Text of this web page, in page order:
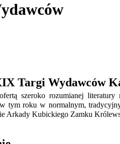
Targi Wydawców
szeroko rozumianej
tym roku w normalnym,
Arkady Kubickiego Zamku